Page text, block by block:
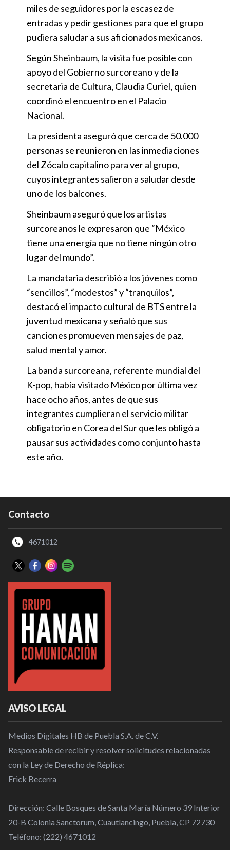
miles de seguidores por la escasez de
entradas y pedir gestiones para que el grupo
pudiera saludar a sus aficionados mexicanos.
Según Sheinbaum, la visita fue posible con
apoyo del Gobierno surcoreano y de la
secretaria de Cultura, Claudia Curiel, quien
coordinó el encuentro en el Palacio
Nacional.
La presidenta aseguró que cerca de 50.000
personas se reunieron en las inmediaciones
del Zócalo capitalino para ver al grupo,
cuyos integrantes salieron a saludar desde
uno de los balcones.
Sheinbaum aseguró que los artistas
surcoreanos le expresaron que “México
tiene una energía que no tiene ningún otro
lugar del mundo”.
La mandataria describió a los jóvenes como
“sencillos”, “modestos” y “tranquilos”,
destacó el impacto cultural de BTS entre la
juventud mexicana y señaló que sus
canciones promueven mensajes de paz,
salud mental y amor.
La banda surcoreana, referente mundial del
K-pop, había visitado México por última vez
hace ocho años, antes de que sus
integrantes cumplieran el servicio militar
obligatorio en Corea del Sur que les obligó a
pausar sus actividades como conjunto hasta
este año.
Contacto
4671012
AVISO LEGAL
Medios Digitales HB de Puebla S.A. de C.V.
Responsable de recibir y resolver solicitudes relacionadas
con la Ley de Derecho de Réplica:
Erick Becerra
Dirección: Calle Bosques de Santa María Número 39 Interior
20-B Colonia Sanctorum, Cuautlancingo, Puebla, CP 72730
Teléfono: (222) 4671012